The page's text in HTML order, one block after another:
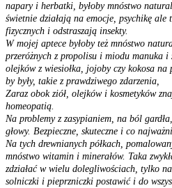
napary i herbatki, byłoby mnóstwo
świetnie działają na emocje, psychikę ale
fizycznych i odstraszają insekty.
W mojej aptece byłoby też mnóstwo
przeróżnych z propolisu i miodu manuka i
olejków z wiesiołka, jojoby czy kokosa
by były, takie z prawdziwego zdarzenia,
Zaraz obok ziół, olejków i kosmetyków
homeopatią.
Na problemy z zasypianiem, na ból
głowy. Bezpieczne, skuteczne i co
Na tych drewnianych półkach,
mnóstwo witamin i minerałów. Taka
zdziałać w wielu dolegliwościach, tylko
solniczki i pieprzniczki postawić i do